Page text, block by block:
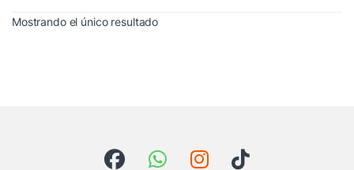
Mostrando el único resultado